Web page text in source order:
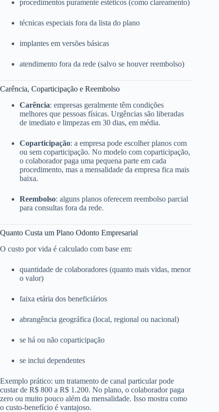
procedimentos puramente estéticos (como clareamento)
técnicas especiais fora da lista do plano
implantes em versões básicas
atendimento fora da rede (salvo se houver reembolso)
Carência, Coparticipação e Reembolso
Carência: empresas geralmente têm condições
melhores que pessoas físicas. Urgências são liberadas
de imediato e limpezas em 30 dias, em média.
Coparticipação: a empresa pode escolher planos com
ou sem coparticipação. No modelo com coparticipação,
o colaborador paga uma pequena parte em cada
procedimento, mas a mensalidade da empresa fica mais
baixa.
Reembolso: alguns planos oferecem reembolso parcial
para consultas fora da rede.
Quanto Custa um Plano Odonto Empresarial
O custo por vida é calculado com base em:
quantidade de colaboradores (quanto mais vidas, menor
o valor)
faixa etária dos beneficiários
abrangência geográfica (local, regional ou nacional)
se há ou não coparticipação
se inclui dependentes
Exemplo prático: um tratamento de canal particular pode
custar de R$ 800 a R$ 1.200. No plano, o colaborador paga
zero ou muito pouco além da mensalidade. Isso mostra como
o custo-benefício é vantajoso.